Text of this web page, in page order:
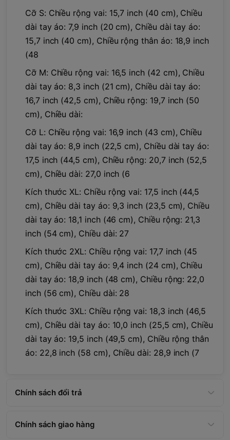
Cỡ S: Chiều rộng vai: 15,7 inch (40 cm), Chiều
dài tay áo: 7,9 inch (20 cm), Chiều dài tay áo:
15,7 inch (40 cm), Chiều rộng thân áo: 18,9 inch
(48
Cỡ M: Chiều rộng vai: 16,5 inch (42 cm), Chiều
dài tay áo: 8,3 inch (21 cm), Chiều dài tay áo:
16,7 inch (42,5 cm), Chiều rộng: 19,7 inch (50
cm), Chiều dài:
Cỡ L: Chiều rộng vai: 16,9 inch (43 cm), Chiều
dài tay áo: 8,9 inch (22,5 cm), Chiều dài tay áo:
17,5 inch (44,5 cm), Chiều rộng: 20,7 inch (52,5
cm), Chiều dài: 27,0 inch (6
Kích thước XL: Chiều rộng vai: 17,5 inch (44,5
cm), Chiều dài tay áo: 9,3 inch (23,5 cm), Chiều
dài tay áo: 18,1 inch (46 cm), Chiều rộng: 21,3
inch (54 cm), Chiều dài: 27
Kích thước 2XL: Chiều rộng vai: 17,7 inch (45
cm), Chiều dài tay áo: 9,4 inch (24 cm), Chiều
dài tay áo: 18,9 inch (48 cm), Chiều rộng: 22,0
inch (56 cm), Chiều dài: 28
Kích thước 3XL: Chiều rộng vai: 18,3 inch (46,5
cm), Chiều dài tay áo: 10,0 inch (25,5 cm), Chiều
dài tay áo: 19,5 inch (49,5 cm), Chiều rộng thân
áo: 22,8 inch (58 cm), Chiều dài: 28,9 inch (7
Chính sách đổi trả
Chính sách giao hàng